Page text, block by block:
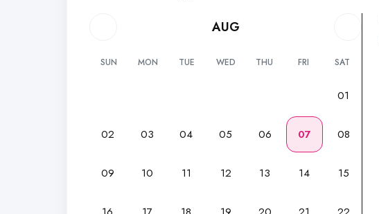
AUG
SUN MON TUE WED THU FRI SAT
01
02 03 04 05 06 07 08
09 10 11 12 13 14 15